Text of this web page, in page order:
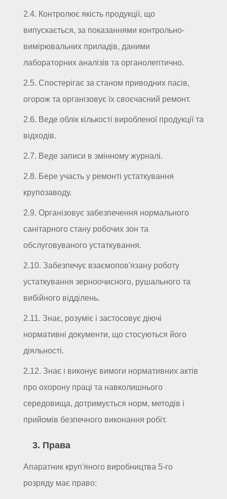
2.4. Контролює якість продукції, що
випускається, за показаннями контрольно-
вимірювальних приладів, даними
лабораторних аналізів та органолептично.
2.5. Спостерігає за станом приводних пасів,
огорож та організовує їх своєчасний ремонт.
2.6. Веде облік кількості виробленої продукції та
відходів.
2.7. Веде записи в змінному журналі.
2.8. Бере участь у ремонті устаткування
крупозаводу.
2.9. Організовує забезпечення нормального
санітарного стану робочих зон та
обслуговуваного устаткування.
2.10. Забезпечує взаємопов'язану роботу
устаткування зерноочисного, рушального та
вибійного відділень.
2.11. Знає, розуміє і застосовує діючі
нормативні документи, що стосуються його
діяльності.
2.12. Знає і виконує вимоги нормативних актів
про охорону праці та навколишнього
середовища, дотримується норм, методів і
прийомів безпечного виконання робіт.
3. Права
Апаратник круп'яного виробництва 5-го
розряду має право: